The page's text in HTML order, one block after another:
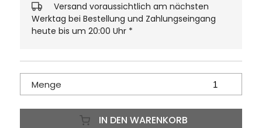
Versand voraussichtlich am nächsten
Werktag bei Bestellung und Zahlungseingang
heute bis um 20:00 Uhr *
Menge
IN DEN WARENKORB